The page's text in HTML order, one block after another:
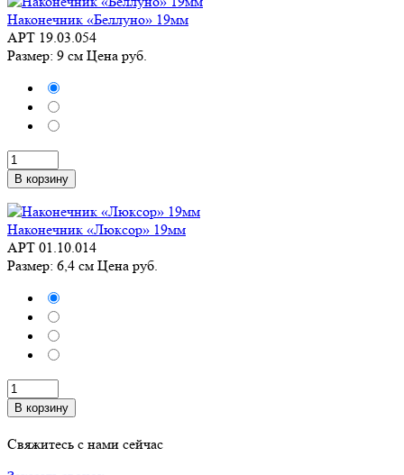
Наконечник «Беллуно» 19мм
АРТ 19.03.054
Размер: 9 см Цена руб.
В корзину
Наконечник «Люксор» 19мм
АРТ 01.10.014
Размер: 6,4 см Цена руб.
В корзину
Свяжитесь с нами сейчас